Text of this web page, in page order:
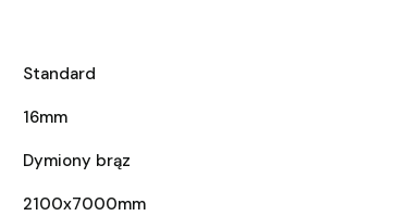
Standard
16mm
Dymiony brąz
2100x7000mm